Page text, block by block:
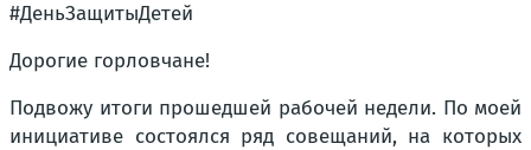
#ДеньЗащитыДетей
Дорогие горловчане!
Подвожу итоги прошедшей рабочей недели. По моей
инициативе состоялся ряд совещаний, на которых